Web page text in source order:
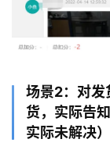
场景2：对发
货，实际告
实际未解决）